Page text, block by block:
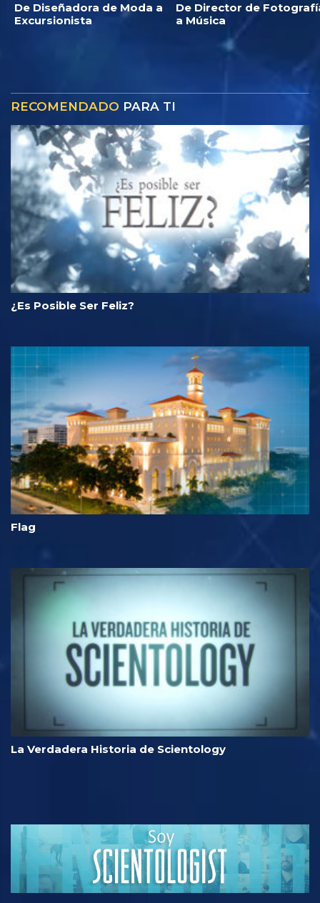
De Diseñadora de Moda a
Excursionista
De Director de
a Música
RECOMENDADO PARA TI
¿Es Posible Ser Feliz?
Flag
La Verdadera Historia de Scientology